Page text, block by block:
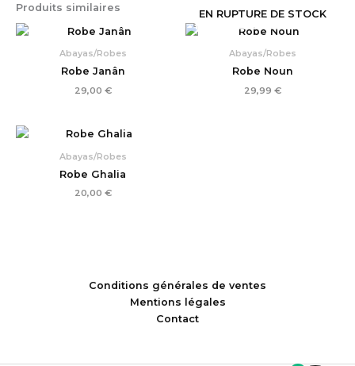
Produits similaires
Abayas/Robes
Robe Janân
29,00 €
EN RUPTURE DE STOCK
Abayas/Robes
Robe Noun
29,99 €
Abayas/Robes
Robe Ghalia
20,00 €
Conditions générales de ventes
Mentions légales
Contact